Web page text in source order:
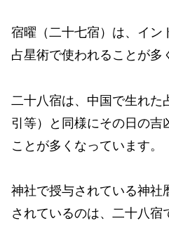
宿曜（二十七宿）は、イン
占星術で使われることが多
二十八宿は、中国で生れた
引等）と同様にその日の吉
ことが多くなっています。
神社で授与されている神社
されているのは、二十八宿